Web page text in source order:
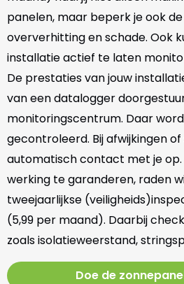
panelen, maar beperk je ook
oververhitting en schade. Ook
installatie actief te laten
De prestaties van jouw
van een datalogger
monitoringscentrum. Daar
gecontroleerd. Bij afwijkingen
automatisch contact met je op.
werking te garanderen, raden
tweejaarlijkse
(5,99 per maand). Daarbij
zoals isolatieweerstand,
Doe de